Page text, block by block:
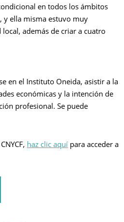
en todos los ámbitos
y ella misma estuvo muy
además de criar a cuatro
en el Instituto Oneida, asistir a la
económicas y la intención de
profesional. Se puede
haz clic aquí para acceder a